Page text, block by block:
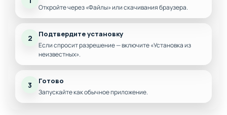
Откройте через «Файлы» или скачивания браузера.
2 Подтвердите установку
Если спросит разрешение — включите «Установка из
неизвестных».
3 Готово
Запускайте как обычное приложение.